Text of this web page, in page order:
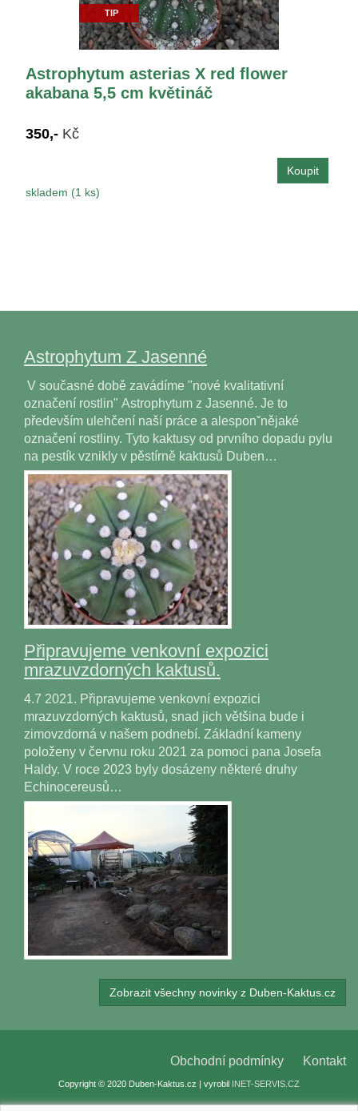
TIP
Astrophytum asterias X red flower
akabana 5,5 cm květináč
350,- Kč
skladem (1 ks)
Astrophytum Z Jasenné
V současné době zavádíme "nové kvalitativní
označení rostlin" Astrophytum z Jasenné. Je to
především ulehčení naší práce a alesponˇnějaké
označení rostliny. Tyto kaktusy od prvního dopadu pylu
na pestík vznikly v pěstírně kaktusů Duben…
Připravujeme venkovní expozici
mrazuvzdorných kaktusů.
4.7 2021. Připravujeme venkovní expozici
mrazuvzdorných kaktusů, snad jich většina bude i
zimovzdorná v našem podnebí. Základní kameny
položeny v červnu roku 2021 za pomoci pana Josefa
Haldy. V roce 2023 byly dosázeny některé druhy
Echinocereusů…
Zobrazit všechny novinky z Duben-Kaktus.cz
Obchodní podmínky Kontakt
Copyright © 2020 Duben-Kaktus.cz | vyrobil INET-SERVIS.CZ